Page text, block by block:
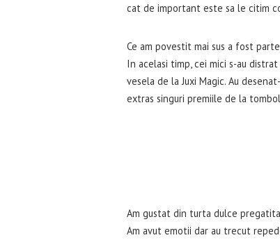
cat de important este sa le citim
Ce am povestit mai sus a fost
In acelasi timp, cei mici s-au distrat
vesela de la Juxi Magic. Au
extras singuri premiile de la
Am gustat din turta dulce
Am avut emotii dar au trecut